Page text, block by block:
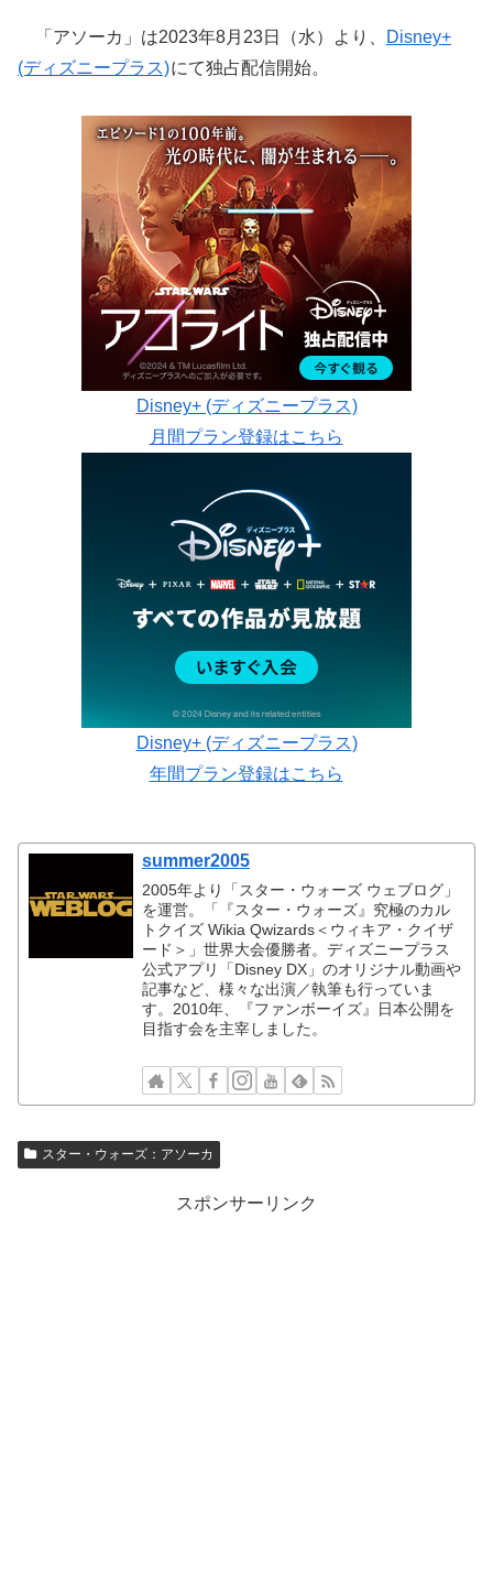
「アソーカ」は2023年8月23日（水）より、
Disney+
(ディズニープラス)にて独占配信開始。
Disney+ (ディズニープラス)
月間プラン登録はこちら
Disney+ (ディズニープラス)
年間プラン登録はこちら
summer2005
2005年より「スター・ウォーズ ウェブログ」
を運営。「『スター・ウォーズ』究極のカル
トクイズ Wikia Qwizards＜ウィキア・クイザ
ード＞」世界大会優勝者。ディズニープラス
公式アプリ「Disney DX」のオリジナル動画や
記事など、様々な出演／執筆も行っていま
す。2010年、『ファンボーイズ』日本公開を
目指す会を主宰しました。
スター・ウォーズ：アソーカ
スポンサーリンク